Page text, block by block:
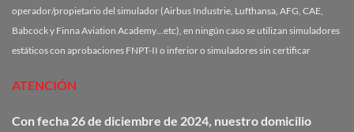
operador/propietario del simulador (Airbus Industrie, Lufthansa, AFG, CAE,
Babcock y Finna Aviation Academy…etc), en ningún caso se utilizan simuladores
estáticos con aprobaciones FNPT-II o inferior o simuladores sin certificar
ATENCIÓN
Con fecha 26 de diciembre de 2024, nuestro domicilio